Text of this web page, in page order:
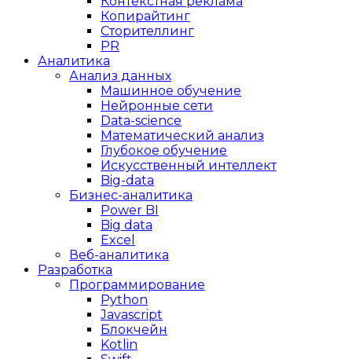
Копирайтинг
Сторителлинг
PR
Аналитика
Анализ данных
Машинное обучение
Нейронные сети
Data-science
Математический анализ
Глубокое обучение
Искусственный интеллект
Big-data
Бизнес-аналитика
Power BI
Big data
Excel
Веб-аналитика
Разработка
Программирование
Python
Javascript
Блокчейн
Kotlin